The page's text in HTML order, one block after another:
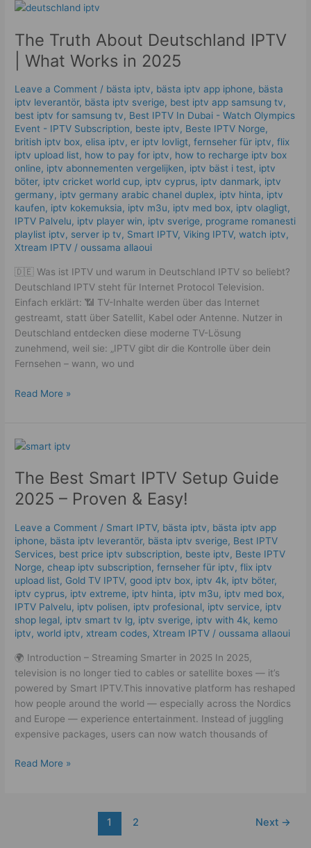
The Truth About Deutschland IPTV
| What Works in 2025
Leave a Comment / bästa iptv, bästa iptv app iphone, bästa
iptv leverantör, bästa iptv sverige, best iptv app samsung tv,
best iptv for samsung tv, Best IPTV In Dubai - Watch Olympics
Event - IPTV Subscription, beste iptv, Beste IPTV Norge,
british iptv box,elisa iptv,er iptv lovligt,fernseher für iptv,flix
iptv upload list, how to pay for iptv, how to recharge iptv box
online, iptv abonnementen vergelijken, iptv bäst i test, iptv
böter, iptv cricket world cup, iptv cyprus, iptv danmark, iptv
germany​, iptv germany arabic chanel duplex​, iptv hinta​​, iptv
kaufen, iptv kokemuksia, iptv m3u, iptv med box, iptv olagligt,
IPTV Palvelu, iptv player win, iptv sverige​, programe romanesti
playlist iptv, server ip tv, Smart IPTV,Viking IPTV,watch iptv,
Xtream IPTV /oussama allaoui
🇩🇪 Was ist IPTV und warum in Deutschland IPTV so beliebt?
Deutschland IPTV steht für Internet Protocol Television.
Einfach erklärt: 📶 TV-Inhalte werden über das Internet
gestreamt, statt über Satellit, Kabel oder Antenne. Nutzer in
Deutschland entdecken diese moderne TV-Lösung
zunehmend, weil sie: „IPTV gibt dir die Kontrolle über dein
Fernsehen – wann, wo und
The
About
Deutschland
IPTV
What
Works
in
2025
Read More »
The Best Smart IPTV Setup Guide
2025 – Proven & Easy!
Leave a Comment / Smart IPTV, bästa iptv, bästa iptv app
iphone, bästa iptv leverantör, bästa iptv sverige, Best IPTV
Services, best price iptv subscription, beste iptv, Beste IPTV
Norge,cheap iptv subscription,fernseher für iptv,flix iptv
upload list, Gold TV IPTV,good iptv box, iptv 4k, iptv böter,
iptv cyprus, iptv extreme, iptv hinta​​, iptv m3u, iptv med box,
IPTV Palvelu, iptv polisen, iptv profesional, iptv service, iptv
shop legal, iptv smart tv lg, iptv sverige​, iptv with 4k, kemo
iptv,world iptv, xtream codes,Xtream IPTV /oussama allaoui
🌍 Introduction – Streaming Smarter in 2025 In 2025,
television is no longer tied to cables or satellite boxes — it’s
powered by Smart IPTV.This innovative platform has reshaped
how people around the world — especially across the Nordics
and Europe — experience entertainment. Instead of juggling
expensive packages, users can now watch thousands of
The
Smart
IPTV
Setup
2025
–
Proven
&
Easy!
Read More »
1 2 Next →